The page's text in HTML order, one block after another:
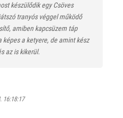
készülődik egy Csöves
tranyós véggel működő
amiben kapcsüzem táp
képes a ketyere, de amint kész
az is kikerül.
16:18:17